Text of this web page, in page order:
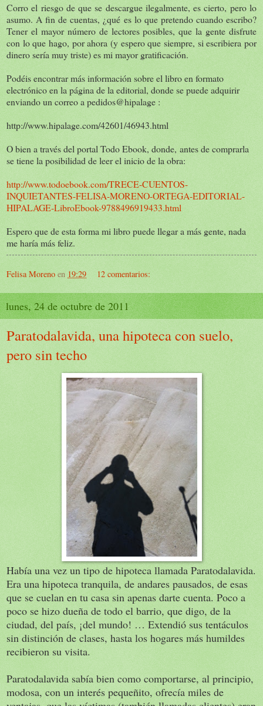
Corro el riesgo de que se descargue ilegalmente, es cierto, pero lo
asumo. A fin de cuentas, ¿qué es lo que pretendo cuando escribo?
Tener el mayor número de lectores posibles, que la gente disfrute
con lo que hago, por ahora (y espero que siempre, si escribiera por
dinero sería muy triste) es mi mayor gratificación.
Podéis encontrar más información sobre el libro en formato
electrónico en la página de la editorial, donde se puede adquirir
enviando un correo a pedidos@hipalage :
http://www.hipalage.com/42601/46943.html
O bien a través del portal Todo Ebook, donde, antes de comprarla
se tiene la posibilidad de leer el inicio de la obra:
http://www.todoebook.com/TRECE-CUENTOS-
INQUIETANTES-FELISA-MORENO-ORTEGA-EDITORIAL-
HIPALAGE-LibroEbook-9788496919433.html
Espero que de esta forma mi libro puede llegar a más gente, nada
me haría más feliz.
Felisa Moreno en 19:29 12 comentarios:
lunes, 24 de octubre de 2011
Paratodalavida, una hipoteca con suelo,
pero sin techo
Había una vez un tipo de hipoteca llamada Paratodalavida.
Era una hipoteca tranquila, de andares pausados, de esas
que se cuelan en tu casa sin apenas darte cuenta. Poco a
poco se hizo dueña de todo el barrio, que digo, de la
ciudad, del país, ¡del mundo! … Extendió sus tentáculos
sin distinción de clases, hasta los hogares más humildes
recibieron su visita.
Paratodalavida sabía bien como comportarse, al principio,
modosa, con un interés pequeñito, ofrecía miles de